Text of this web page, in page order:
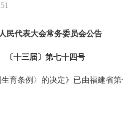
民代表大会常务委员会公告
十三届〕第七十四号
条例〉的决定》已由福建省第